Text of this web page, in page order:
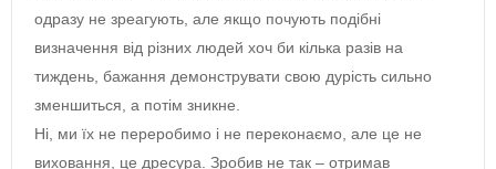
одразу не зреагують, але якщо почують подібні
визначення від різних людей хоч би кілька разів на
тиждень, бажання демонструвати свою дурість сильно
зменшиться, а потім зникне.
Ні, ми їх не переробимо і не переконаємо, але це не
виховання, це дресура. Зробив не так – отримав